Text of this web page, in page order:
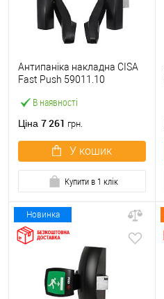
В наявності
Антипаніка накладна CISA
Fast Push 59011.10
штанги
Ціна 7 261 грн.
У кошик
Купити в 1 клік
Новинка